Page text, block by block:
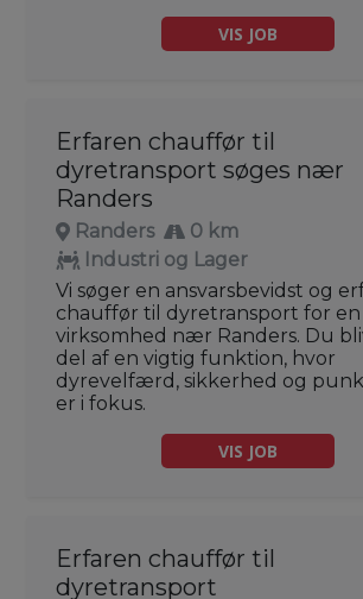
VIS JOB
Erfaren chauffør til
dyretransport søges nær
Randers
Randers
0 km
Industri og Lager
Vi søger en ansvarsbevidst og
chauffør til dyretransport for en
virksomhed nær Randers. Du
del af en vigtig funktion, hvor
dyrevelfærd, sikkerhed og
er i fokus.
VIS JOB
Erfaren chauffør til
dyretransport